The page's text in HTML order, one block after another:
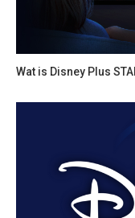
Wat is Disney Plus